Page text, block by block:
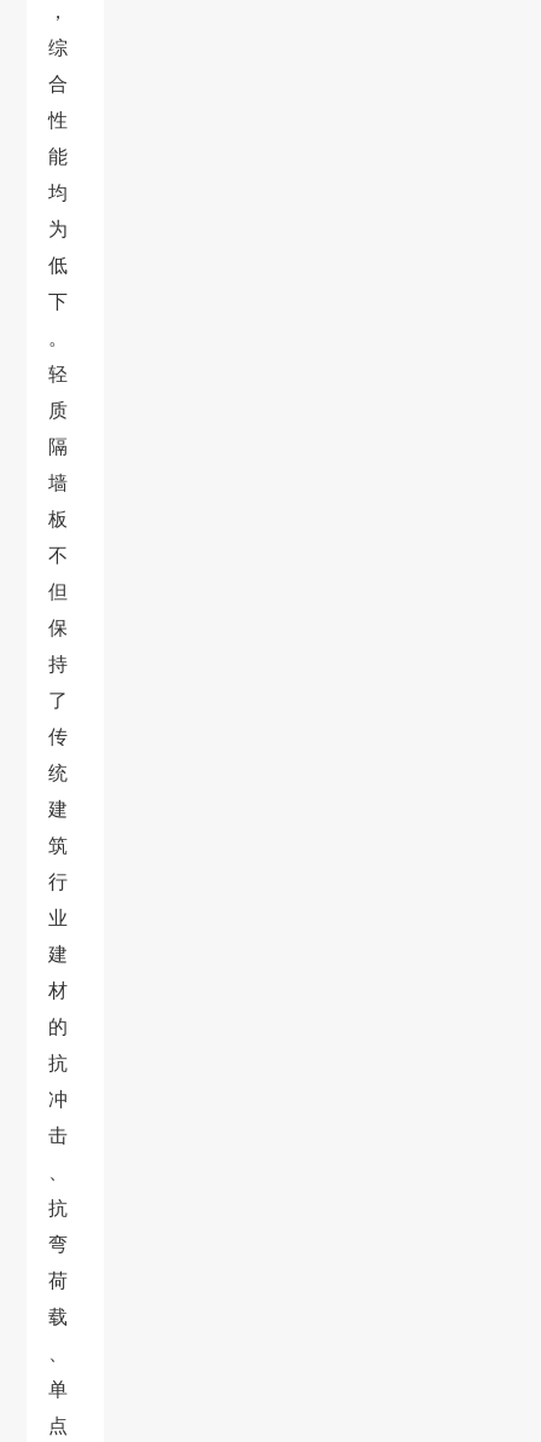
，
综
合
性
能
均
为
低
下
。
轻
质
隔
墙
板
不
但
保
持
了
传
统
建
筑
行
业
建
材
的
抗
冲
击
抗
弯
荷
载
单
点